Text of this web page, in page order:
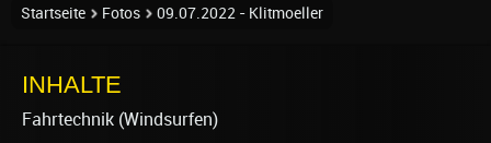
Startseite Fotos 09.07.2022 - Klitmoeller
INHALTE
Fahrtechnik (Windsurfen)